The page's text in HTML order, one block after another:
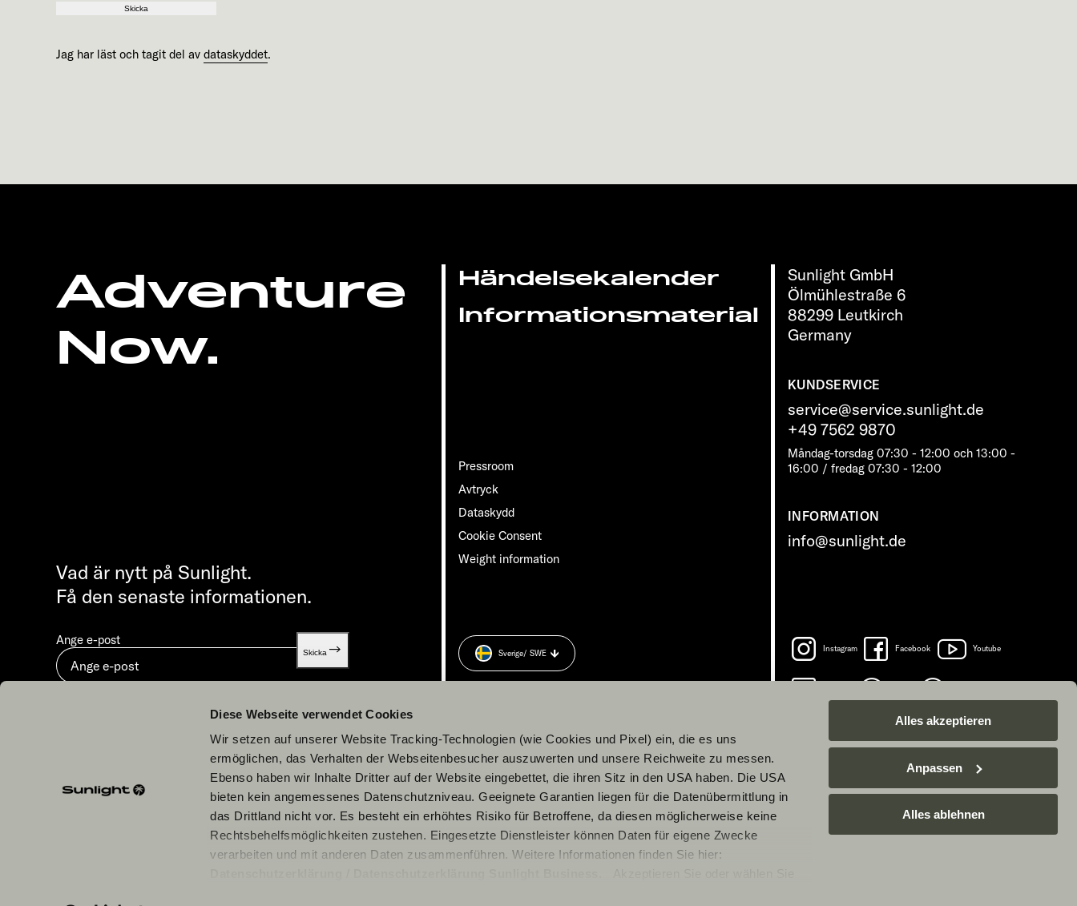
Diese Webseite verwendet Cookies
Wir setzen auf unserer Website Tracking-Technologien (wie Cookies und Pixel) ein, die es uns
ermöglichen, das Verhalten der Webseitenbesucher auszuwerten und unsere Reichweite zu messen.
Ebenso haben wir Inhalte Dritter auf der Website eingebettet, die ihren Sitz in den USA haben. Die USA
bieten kein angemessenes Datenschutzniveau. Geeignete Garantien liegen für die Datenübermittlung in
das Drittland nicht vor. Es besteht ein erhöhtes Risiko für Betroffene, da diesen möglicherweise keine
Rechtsbehelfsmöglichkeiten zustehen. Eingesetzte Dienstleister können Daten für eigene Zwecke
verarbeiten und mit anderen Daten zusammenführen. Weitere Informationen finden Sie hier:
Alles akzeptieren
Anpassen
Alles ablehnen
Skicka
Jag har läst och tagit del av dataskyddet.
Adventure
Now.
Sunlight GmbH
Ölmühlestraße 6
88299 Leutkirch
Germany
KUNDSERVICE
service@service.sunlight.de
+49 7562 9870
Måndag-torsdag 07:30 - 12:00 och 13:00 -
16:00 / fredag ​​07:30 - 12:00
INFORMATION
info@sunlight.de
Händelsekalender
Informationsmaterial
Pressroom
Avtryck
Dataskydd
Cookie Consent
Weight information
Vad är nytt på Sunlight.
Få den senaste informationen.
Ange e-post
Skicka Instagram Facebook Youtube
Sverige/ SWE